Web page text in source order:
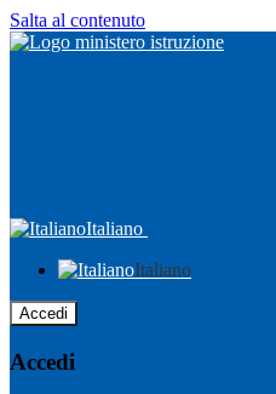
Salta al contenuto
Italiano
Italiano
Accedi
Accedi